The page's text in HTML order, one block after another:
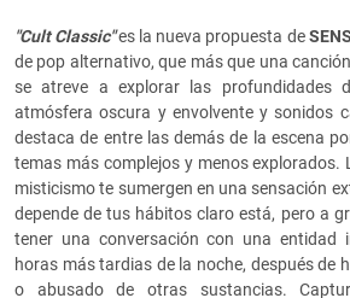
"Cult Classic"es la nueva propuesta de
de pop alternativo, que más que una
se atreve a explorar las profundidades
atmósfera oscura y envolvente y sonidos
destaca de entre las demás de la escena
temas más complejos y menos explorados.
misticismo te sumergen en una sensación
depende de tus hábitos claro está, pero a
tener una conversación con una entidad
horas más tardias de la noche, después de
o abusado de otras sustancias.